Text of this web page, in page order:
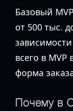
Базовый
от 500 тыс.
всего в MVP
форма
Почему в